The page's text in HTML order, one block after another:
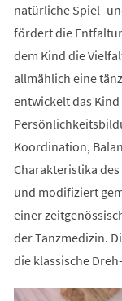
natürliche Spiel-
fördert die
dem Kind die
allmählich eine
entwickelt das
Koordination,
Charakteristika
und modifiziert
einer
der Tanzmedizin.
die klassische